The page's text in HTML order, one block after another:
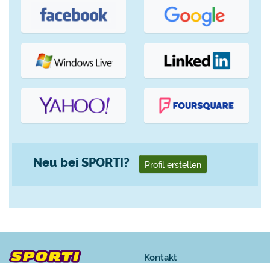
Neu bei SPORTI? Profil erstellen
Kontakt